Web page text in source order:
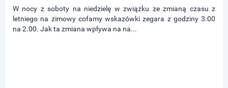
W nocy z soboty na niedzielę w związku ze zmianą czasu z
letniego na zimowy cofamy wskazówki zegara z godziny 3.00
na 2.00. Jak ta zmiana wpływa na na...